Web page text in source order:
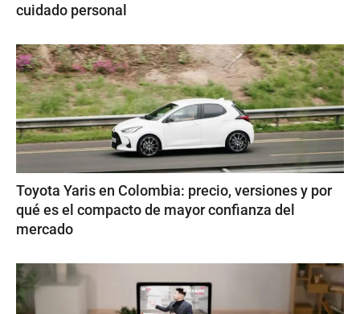
cuidado personal
Toyota Yaris en Colombia: precio, versiones y por
qué es el compacto de mayor confianza del
mercado